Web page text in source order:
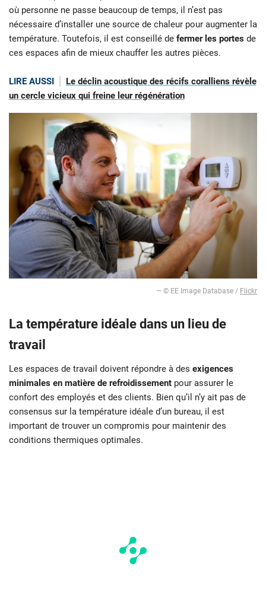
où personne ne passe beaucoup de temps, il n’est pas
nécessaire d’installer une source de chaleur pour augmenter la
température. Toutefois, il est conseillé de fermer les portes de
ces espaces afin de mieux chauffer les autres pièces.
LIRE AUSSI
Le déclin acoustique des récifs coralliens révèle
un cercle vicieux qui freine leur régénération
— © EE Image Database / Flickr
La température idéale dans un lieu de
travail
Les espaces de travail doivent répondre à des exigences
minimales en matière de refroidissement pour assurer le
confort des employés et des clients. Bien qu’il n’y ait pas de
consensus sur la température idéale d’un bureau, il est
important de trouver un compromis pour maintenir des
conditions thermiques optimales.